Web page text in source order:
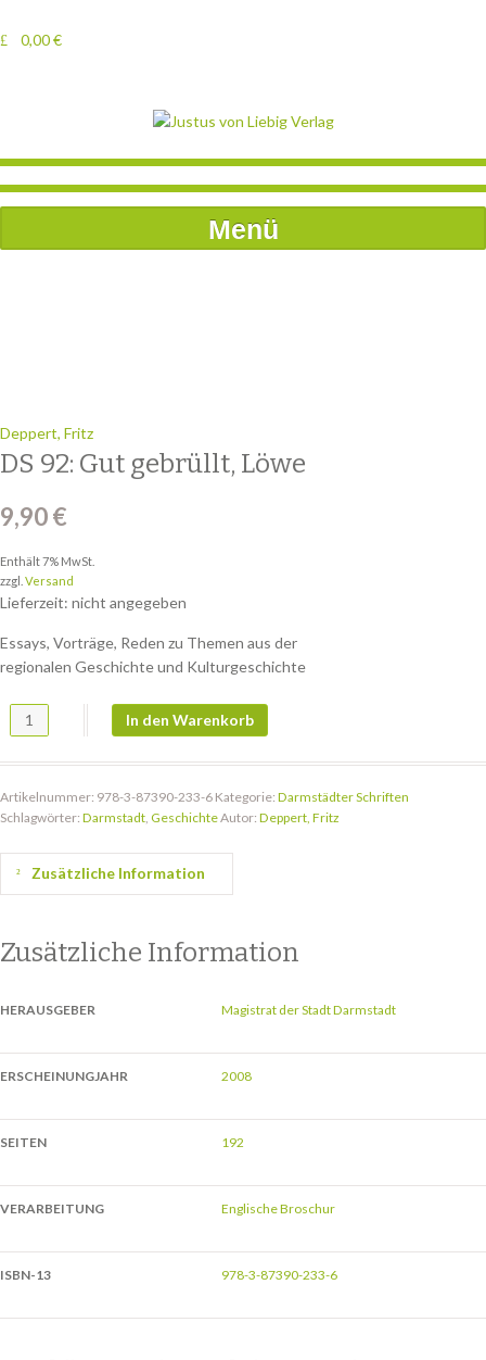
0,00€
Menü
Deppert, Fritz
DS 92: Gut gebrüllt, Löwe
9,90€
Enthält 7% MwSt.
zzgl. Versand
Lieferzeit: nicht angegeben
Essays, Vorträge, Reden zu Themen aus der
regionalen Geschichte und Kulturgeschichte
DS 92: Gut gebrüllt, Löwe Menge
In den Warenkorb
Artikelnummer: 978-3-87390-233-6 Kategorie: Darmstädter Schriften
Schlagwörter: Darmstadt, GeschichteAutor: Deppert, Fritz
Zusätzliche Information
Zusätzliche Information
HERAUSGEBER Magistrat der Stadt Darmstadt
ERSCHEINUNGJAHR 2008
SEITEN 192
VERARBEITUNG Englische Broschur
ISBN-13 978-3-87390-233-6